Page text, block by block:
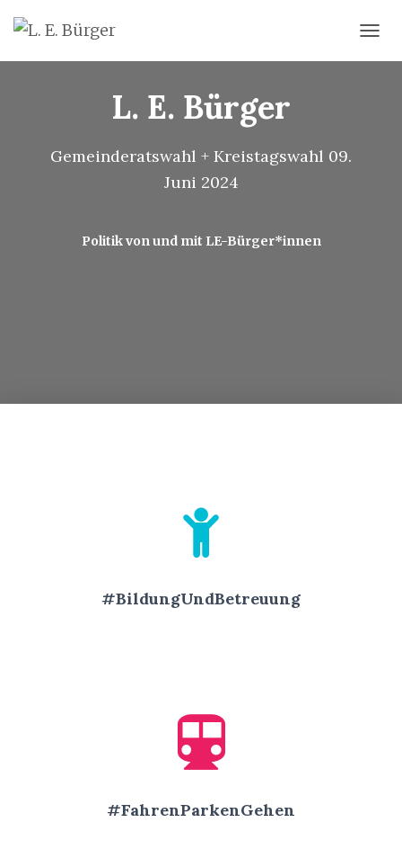
A
L. E. Bürger
Gemeinderatswahl + Kreistagswahl 09.
Juni 2024
Politik von und mit LE-Bürger*innen
#BildungUndBetreuung
#FahrenParkenGehen